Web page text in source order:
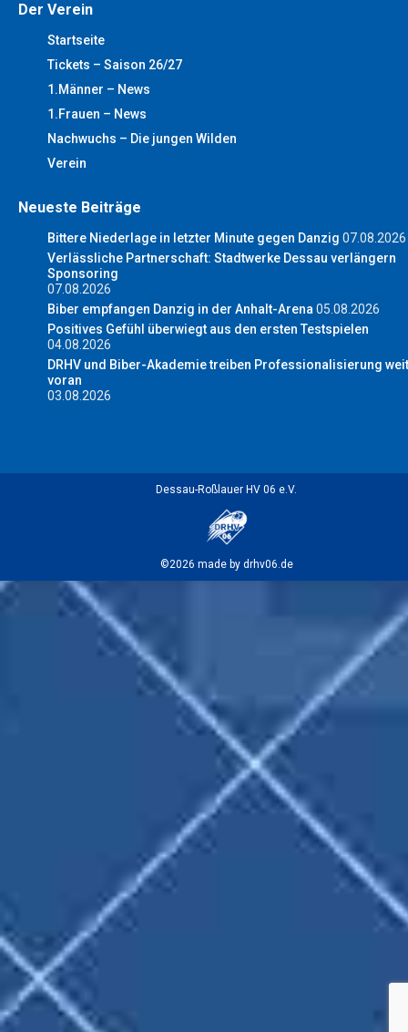
Der Verein
Startseite
Tickets – Saison 26/27
1.Männer – News
1.Frauen – News
Nachwuchs – Die jungen Wilden
Verein
Neueste Beiträge
Bittere Niederlage in letzter Minute gegen Danzig 07.08.2026
Verlässliche Partnerschaft: Stadtwerke Dessau verlängern
Sponsoring
07.08.2026
Biber empfangen Danzig in der Anhalt-Arena 05.08.2026
Positives Gefühl überwiegt aus den ersten Testspielen
04.08.2026
DRHV und Biber-Akademie treiben Professionalisierung
voran
03.08.2026
Dessau-Roßlauer HV 06 e.V.
©2026 made by drhv06.de